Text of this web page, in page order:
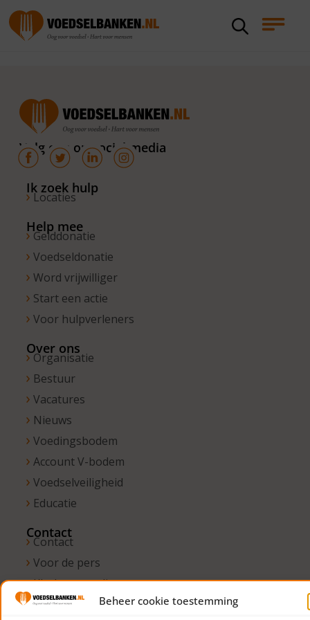
Beheer cookie toestemming
Volg ons op social media
Ik zoek hulp
Locaties
Help mee
Gelddonatie
Voedseldonatie
Word vrijwilliger
Start een actie
Voor hulpverleners
Over ons
Organisatie
Bestuur
Vacatures
Nieuws
Voedingsbodem
Account V-bodem
Voedselveiligheid
Educatie
Contact
Contact
Voor de pers
Klachtenregeling
Vertrouwenspersonen